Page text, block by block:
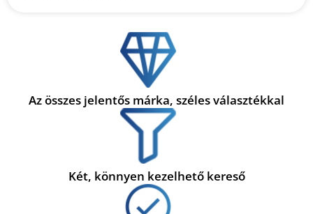
Az összes jelentős márka, széles választékkal
Két, könnyen kezelhető kereső